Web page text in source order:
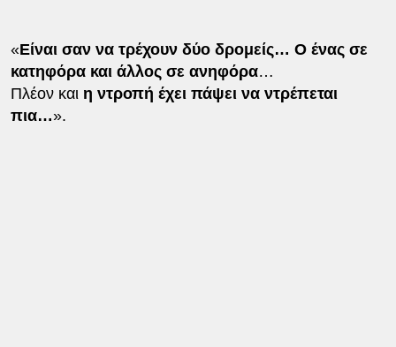
«Είναι σαν να τρέχουν δύο δρομείς… Ο ένας σε
κατηφόρα και άλλος σε ανηφόρα…
Πλέον καιη ντροπή έχει πάψει να ντρέπεται
πια…».